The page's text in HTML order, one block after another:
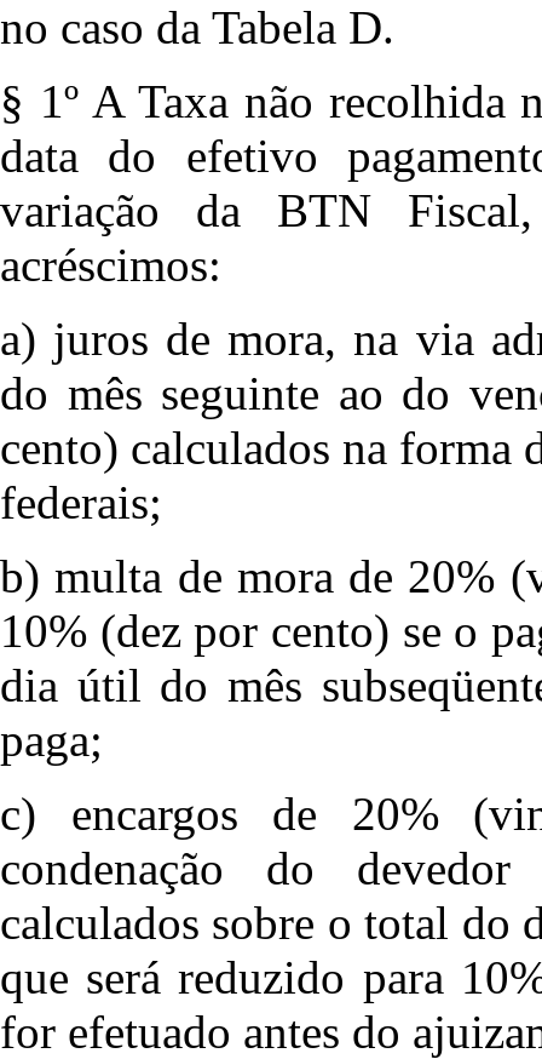
no caso da Tabela D.
§ 1º A Taxa não recolhida
data do efetivo
variação da BTN
acréscimos:
a) juros de mora, na via
do mês seguinte ao do
cento) calculados na forma
federais;
b) multa de mora de 20%
10% (dez por cento) se o
dia útil do mês
paga;
c) encargos de 20%
condenação do
calculados sobre o total
que será reduzido para
for efetuado antes do